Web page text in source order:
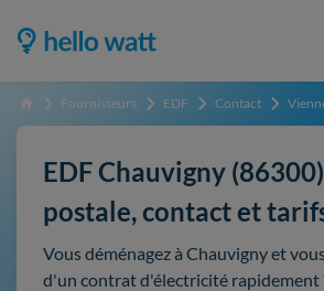
Accueil Fournisseurs EDF Contact
EDF Chauvigny
postale, contact et
Vous déménagez à Chauvigny et
d'un contrat d'électricité rapidement